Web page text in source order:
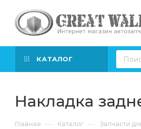
КАТАЛОГ
Накладка
Главная — Каталог — Запчасти